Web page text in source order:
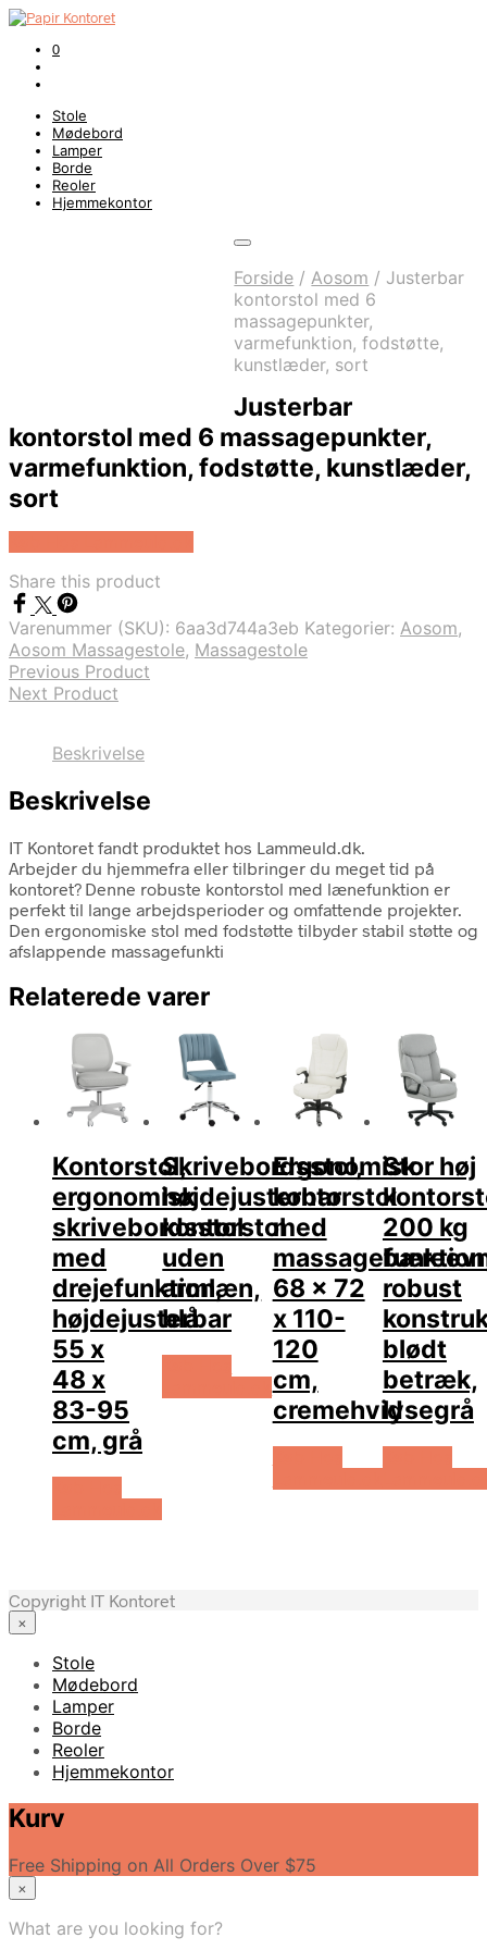
0
Stole
Mødebord
Lamper
Borde
Reoler
Hjemmekontor
Forside / Aosom / Justerbar
kontorstol med 6
massagepunkter,
varmefunktion, fodstøtte,
kunstlæder, sort
Justerbar
kontorstol med 6 massagepunkter,
varmefunktion, fodstøtte, kunstlæder,
sort
Share this product
Varenummer (SKU): 6aa3d744a3eb Kategorier: Aosom,
Aosom Massagestole, Massagestole
Previous Product
Next Product
Beskrivelse
Beskrivelse
IT Kontoret fandt produktet hos Lammeuld.dk.
Arbejder du hjemmefra eller tilbringer du meget tid på
kontoret? Denne robuste kontorstol med lænefunktion er
perfekt til lange arbejdsperioder og omfattende projekter.
Den ergonomiske stol med fodstøtte tilbyder stabil støtte og
afslappende massagefunkti
Relaterede varer
Kontorstol,
ergonomisk
skrivebordsstol
med
drejefunktion,
højdejusterbar
55 x
48 x
83-95
cm, grå
Skrivebordsstol,
højdejusterbar
kontorstol
uden
armlæn,
blå
Lammeuld.dk
Ergonomisk
kontorstol
med
68 x 72
x 110-
120
cm,
cremehvid
Stor høj
200 kg
robust
blødt
betræk,
lysegrå
Copyright IT Kontoret
×
Stole
Mødebord
Lamper
Borde
Reoler
Hjemmekontor
Kurv
Free Shipping on All Orders Over $75
×
What are you looking for?